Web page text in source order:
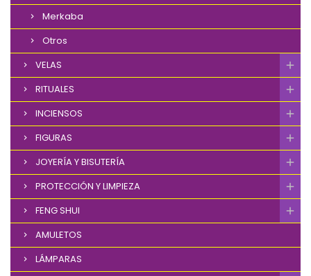
Merkaba
Otros
VELAS
RITUALES
INCIENSOS
FIGURAS
JOYERÍA Y BISUTERÍA
PROTECCIÓN Y LIMPIEZA
FENG SHUI
AMULETOS
LÁMPARAS